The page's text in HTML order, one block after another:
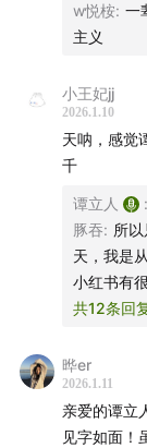
w悦桉: 一
主义
小王妃jj
2026.1.10
天呐，感觉
千
谭立人 :
豚吞: 所
天，我是
小红书有
共12条回
晔er
2026.1.11
亲爱的谭立
见字如面！